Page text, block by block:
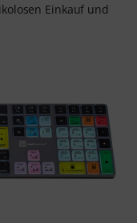
Einkauf und